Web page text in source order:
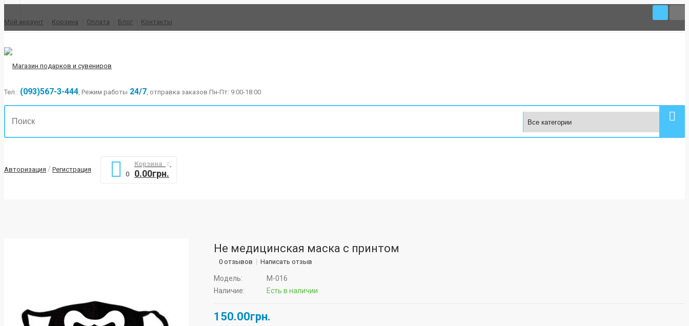
Мой аккаунт Корзина Оплата Блог Контакты
Тел.: (093)567-3-444, Режим работы 24/7, отправка заказов Пн-Пт: 9:00-18:00
Авторизация / Регистрация
Корзина
0
0.00грн.
Не медицинская маска с принтом
0 отзывов Написать отзыв
Модель:
M-016
Наличие:
Есть в наличии
150.00грн.